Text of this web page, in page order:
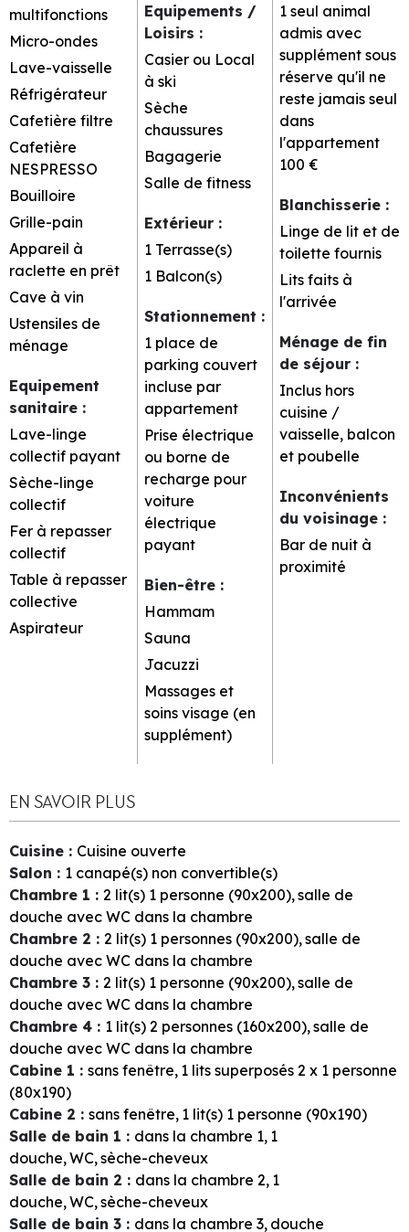
multifonctions
Micro-ondes
Lave-vaisselle
Réfrigérateur
Cafetière filtre
Cafetière
NESPRESSO
Bouilloire
Grille-pain
Appareil à
raclette en prêt
Cave à vin
Ustensiles de
ménage
Equipement
sanitaire :
Lave-linge
collectif payant
Sèche-linge
collectif
Fer à repasser
collectif
Table à repasser
collective
Aspirateur
Equipements /
Loisirs :
Casier ou Local
à ski
Sèche
chaussures
Bagagerie
Salle de fitness
Extérieur :
1 Terrasse(s)
1 Balcon(s)
Stationnement :
1 place de
parking couvert
incluse par
appartement
Prise électrique
ou borne de
recharge pour
voiture
électrique
payant
Bien-être :
Hammam
Sauna
Jacuzzi
Massages et
soins visage (en
supplément)
1 seul animal
admis avec
supplément sous
réserve qu'il ne
reste jamais seul
dans
l'appartement
100 €
Blanchisserie :
Linge de lit et de
toilette fournis
Lits faits à
l'arrivée
Ménage de fin
de séjour :
Inclus hors
cuisine /
vaisselle, balcon
et poubelle
Inconvénients
du voisinage :
Bar de nuit à
proximité
EN SAVOIR PLUS
Cuisine : Cuisine ouverte
Salon : 1 canapé(s) non convertible(s)
Chambre 1 : 2 lit(s) 1 personne (90x200) salle de
douche avec WC dans la chambre
Chambre 2 : 2 lit(s) 1 personnes (90x200) salle de
douche avec WC dans la chambre
Chambre 3 : 2 lit(s) 1 personne (90x200) salle de
douche avec WC dans la chambre
Chambre 4 : 1 lit(s) 2 personnes (160x200) salle de
douche avec WC dans la chambre
Cabine 1 : sans fenêtre 1 lits superposés 2 x 1 personne
(80x190)
Cabine 2 : sans fenêtre 1 lit(s) 1 personne (90x190)
Salle de bain 1 : dans la chambre 1 1
douche WC sèche-cheveux
Salle de bain 2 : dans la chambre 2 1
douche WC sèche-cheveux
Salle de bain 3 : dans la chambre 3 douche